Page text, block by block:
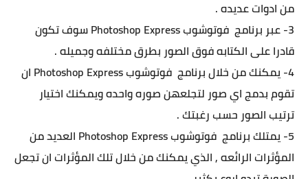
من ادوات عديده .
3- عبر برنامج فوتوشوب Photoshop Express سوف تكون
قادرا على الكتابه فوق الصور بطرق مختلفه وجميله .
4- يمكنك من خلال برنامج فوتوشوب Photoshop Express ان
تقوم بدمج اي صور لتجلعهن صوره واحده ويمكنك اختيار
ترتيب الصور حسب رغبتك .
5- يمتلك برنامج فوتوشوب Photoshop Express العديد من
المؤثرات الرائعه , الذي يمكنك من خلال تلك المؤثرات ان تجعل